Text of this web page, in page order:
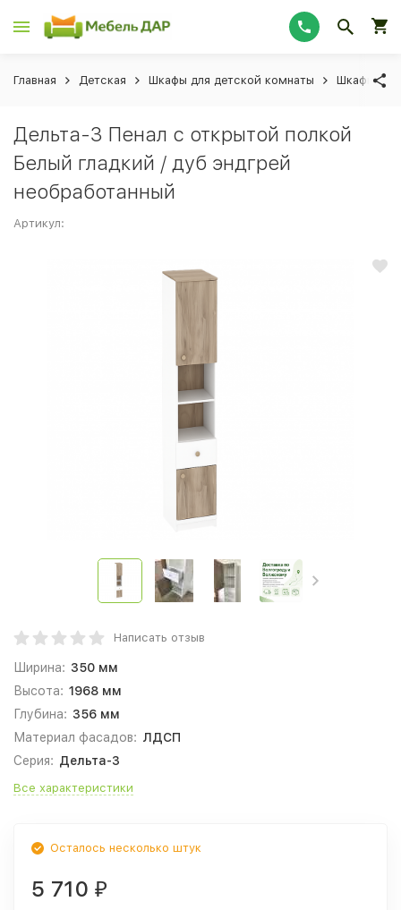
Главная Детская Шкафы для детской комнаты Шкафы-
Дельта-3 Пенал с открытой полкой
Белый гладкий / дуб эндгрей
необработанный
Артикул:
Написать отзыв
Ширина: 350 мм
Высота: 1968 мм
Глубина: 356 мм
Материал фасадов: ЛДСП
Серия: Дельта-3
Все характеристики
Осталось несколько штук
5 710 ₽